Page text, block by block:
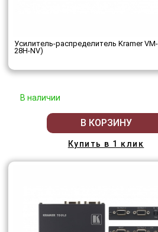
Усилитель-распределитель Kramer
28H-NV)
В наличии
В КОРЗИНУ
Купить в 1 клик